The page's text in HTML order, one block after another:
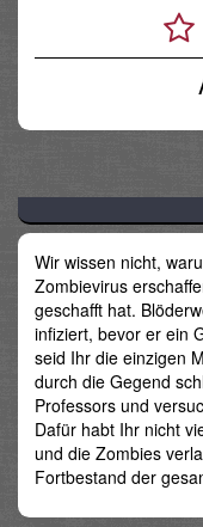
Wir wissen nicht,
Zombievirus
geschafft hat.
infiziert, bevor er ein
seid Ihr die einzigen
durch die Gegend
Professors und
Dafür habt Ihr nicht
und die Zombies
Fortbestand der